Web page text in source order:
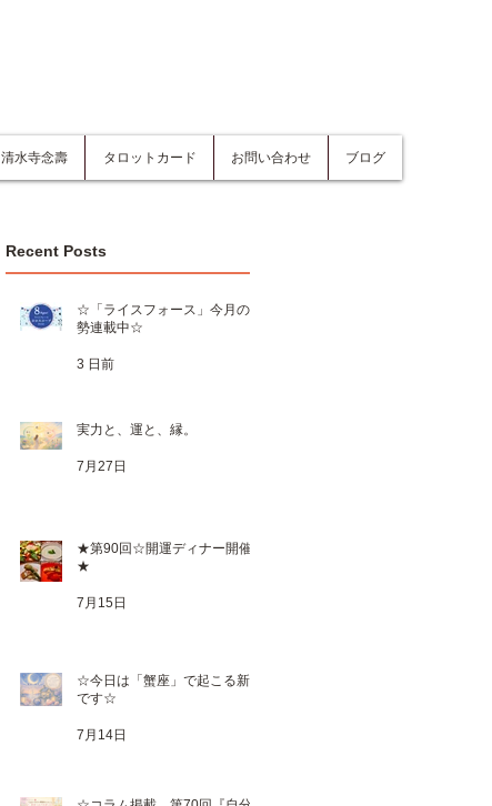
清水寺念壽 タロットカード お問い合わせ ブログ
Recent Posts
☆「ライスフォース」今月の運
勢連載中☆
3 日前
実力と、運と、縁。
7月27日
★第90回☆開運ディナー開催
★
7月15日
☆今日は「蟹座」で起こる新月
です☆
7月14日